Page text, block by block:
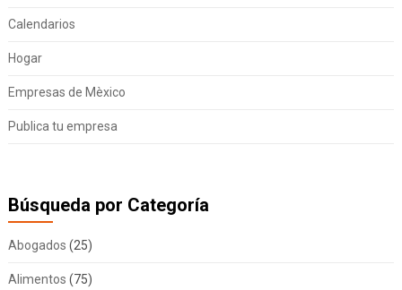
Calendarios
Hogar
Empresas de Mèxico
Publica tu empresa
Búsqueda por Categoría
Abogados (25)
Alimentos (75)